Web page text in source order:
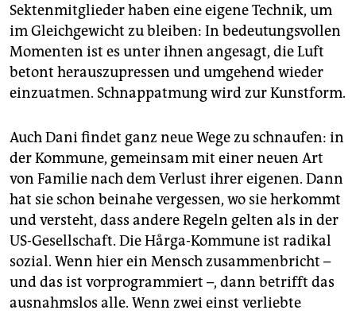
Sektenmitglieder haben eine eigene Technik, um
im Gleichgewicht zu bleiben: In bedeutungsvollen
Momenten ist es unter ihnen angesagt, die Luft
betont herauszupressen und umgehend wieder
einzuatmen. Schnappatmung wird zur Kunstform.
Auch Dani findet ganz neue Wege zu schnaufen: in
der Kommune, gemeinsam mit einer neuen Art
von Familie nach dem Verlust ihrer eigenen. Dann
hat sie schon beinahe vergessen, wo sie herkommt
und versteht, dass andere Regeln gelten als in der
US-Gesellschaft. Die Hårga-Kommune ist radikal
sozial. Wenn hier ein Mensch zusammenbricht –
und das ist vorprogrammiert –, dann betrifft das
ausnahmslos alle. Wenn zwei einst verliebte